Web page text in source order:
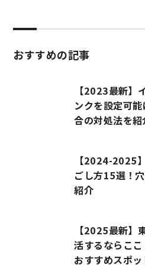
おすすめの記事
【2023最新】
ンクを設定可
合の対処法を紹
【2024-2025
ごし方15選！
紹介
【2025最新】
活するならこ
おすすめスポ